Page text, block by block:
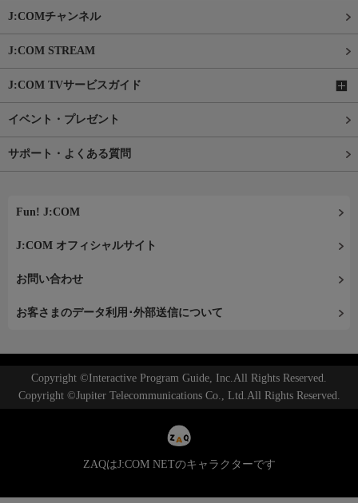
J:COMチャンネル
J:COM STREAM
J:COM TVサービスガイド
イベント・プレゼント
サポート・よくある質問
Fun! J:COM
J:COM オフィシャルサイト
お問い合わせ
お客さまのデータ利用･外部送信について
Copyright ©Interactive Program Guide, Inc.All Rights Reserved.
Copyright ©Jupiter Telecommunications Co., Ltd.All Rights Reserved.
ZAQはJ:COM NETのキャラクターです